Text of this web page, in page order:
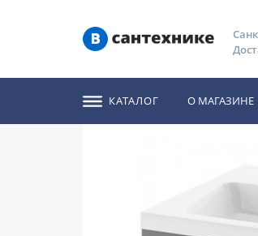
КАТАЛОГ О МАГАЗИНЕ
Тумба под